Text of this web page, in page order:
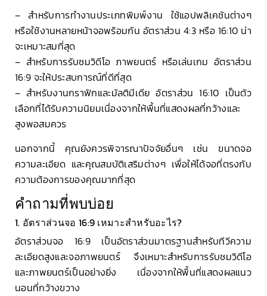
– สำหรับการทำงานประเภทพิมพ์งาน ใช้แอปพลิเคชันต่างๆ
หรือใช้งานหลายหน้าจอพร้อมกัน อัตราส่วน 4:3 หรือ 16:10 น่า
จะเหมาะสมที่สุด
– สำหรับการรับชมวิดีโอ ภาพยนตร์ หรือเล่นเกม อัตราส่วน
16:9 จะให้ประสบการณ์ที่ดีที่สุด
– สำหรับงานกราฟิกและมัลติมีเดีย อัตราส่วน 16:10 เป็นตัว
เลือกที่ได้รับความนิยมเนื่องจากให้พื้นที่แสดงผลที่กว้างและ
สูงพอสมควร
นอกจากนี้ คุณยังควรพิจารณาปัจจัยอื่นๆ เช่น ขนาดจอ
ความละเอียด และคุณสมบัติเสริมต่างๆ เพื่อให้ได้จอที่ตรงกับ
ความต้องการของคุณมากที่สุด
คำถามที่พบบ่อย
1. อัตราส่วนจอ 16:9 เหมาะสำหรับอะไร?
อัตราส่วนจอ 16:9 เป็นอัตราส่วนมาตรฐานสำหรับทีวีความ
ละเอียดสูงและจอภาพยนตร์ จึงเหมาะสำหรับการรับชมวิดีโอ
และภาพยนตร์เป็นอย่างยิ่ง เนื่องจากให้พื้นที่แสดงผลแนว
นอนที่กว้างขวาง